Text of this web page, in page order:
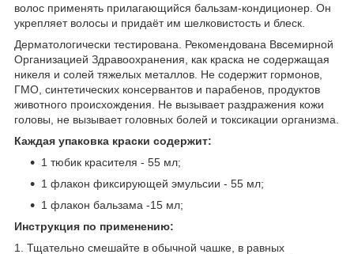
волос применять прилагающийся бальзам-кондиционер. Он
укрепляет волосы и придаёт им шелковистость и блеск.
Дерматологически тестирована. Рекомендована Ввсемирной
Организацией Здравоохранения, как краска не содержащая
никеля и солей тяжелых металлов. Не содержит гормонов,
ГМО, синтетических консервантов и парабенов, продуктов
животного происхождения. Не вызывает раздражения кожи
головы, не вызывает головных болей и токсикации организма.
Каждая упаковка краски содержит:
1 тюбик красителя - 55 мл;
1 флакон фиксирующей эмульсии - 55 мл;
1 флакон бальзама -15 мл;
Инструкция по применению:
1. Тщательно смешайте в обычной чашке, в равных